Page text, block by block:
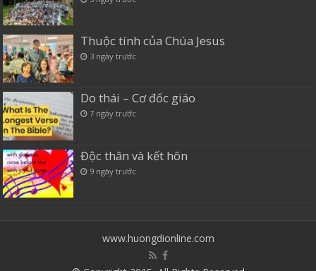
Thuộc tính của Chúa Jesus
3 ngày trước
Do thái – Cơ đốc giáo
7 ngày trước
Độc thân và kết hôn
9 ngày trước
www.huongdionline.com